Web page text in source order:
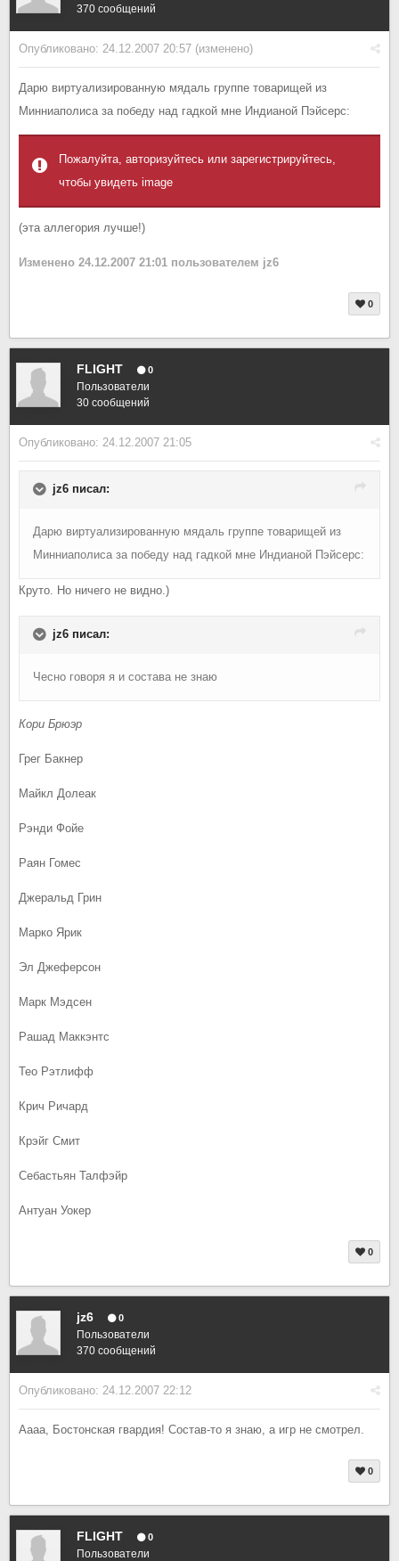
370 сообщений
Опубликовано: 24.12.2007 20:57 (изменено)
Дарю виртуализированную мядаль группе товарищей из
Минниаполиса за победу над гадкой мне Индианой Пэйсерс:
Пожалуйта, авторизуйтесь или зарегистрируйтесь,
чтобы увидеть image
(эта аллегория лучше!)
Изменено 24.12.2007 21:01 пользователем jz6
0
FLIGHT 0
Пользователи
30 сообщений
Опубликовано: 24.12.2007 21:05
jz6 писал:
Дарю виртуализированную мядаль группе товарищей из
Минниаполиса за победу над гадкой мне Индианой Пэйсерс:
Круто. Но ничего не видно.)
jz6 писал:
Чесно говоря я и состава не знаю
Кори Брюэр
Грег Бакнер
Майкл Долеак
Рэнди Фойе
Раян Гомес
Джеральд Грин
Марко Ярик
Эл Джеферсон
Марк Мэдсен
Рашад Маккэнтс
Тео Рэтлифф
Крич Ричард
Крэйг Смит
Себастьян Талфэйр
Антуан Уокер
0
jz6 0
Пользователи
370 сообщений
Опубликовано: 24.12.2007 22:12
Аааа, Бостонская гвардия! Состав-то я знаю, а игр не смотрел.
0
FLIGHT 0
Пользователи